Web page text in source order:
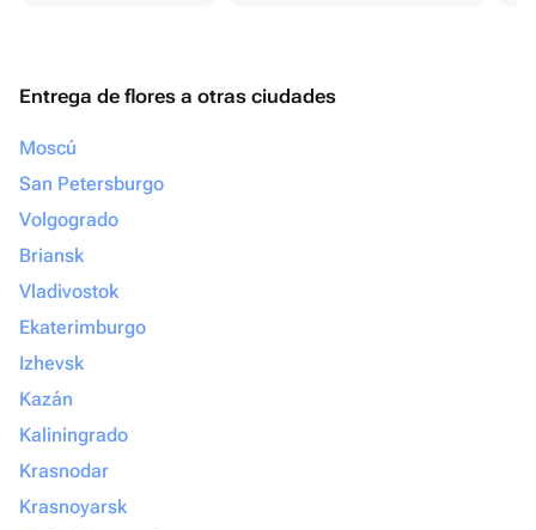
Entrega de flores a otras ciudades
Moscú
San Petersburgo
Volgogrado
Briansk
Vladivostok
Ekaterimburgo
Izhevsk
Kazán
Kaliningrado
Krasnodar
Krasnoyarsk